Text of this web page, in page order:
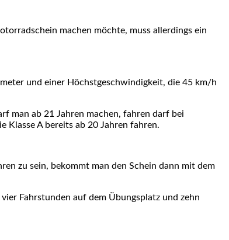
machen möchte, muss allerdings ein
und einer Höchstgeschwindigkeit, die 45 km/h
man ab 21 Jahren machen, fahren darf bei
Klasse A bereits ab 20 Jahren fahren.
zu sein, bekommt man den Schein dann mit dem
Fahrstunden auf dem Übungsplatz und zehn